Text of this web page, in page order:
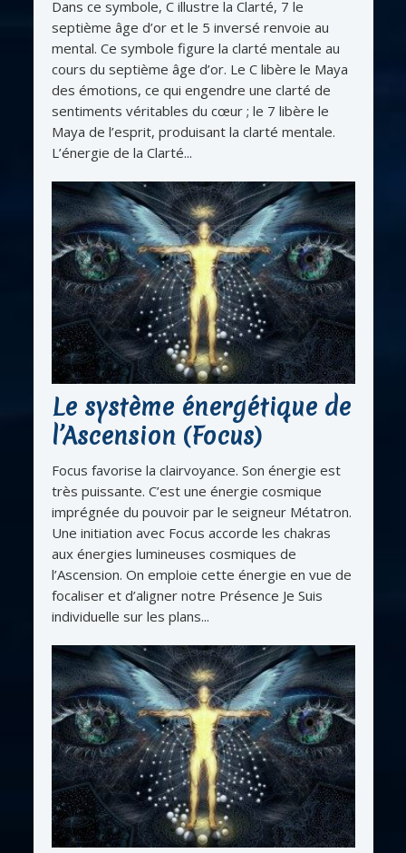
Dans ce symbole, C illustre la Clarté, 7 le
septième âge d’or et le 5 inversé renvoie au
mental. Ce symbole figure la clarté mentale au
cours du septième âge d’or. Le C libère le Maya
des émotions, ce qui engendre une clarté de
sentiments véritables du cœur ; le 7 libère le
Maya de l’esprit, produisant la clarté mentale.
L’énergie de la Clarté...
Le système énergétique de
l’Ascension (Focus)
Focus favorise la clairvoyance. Son énergie est
très puissante. C’est une énergie cosmique
imprégnée du pouvoir par le seigneur Métatron.
Une initiation avec Focus accorde les chakras
aux énergies lumineuses cosmiques de
l’Ascension. On emploie cette énergie en vue de
focaliser et d’aligner notre Présence Je Suis
individuelle sur les plans...